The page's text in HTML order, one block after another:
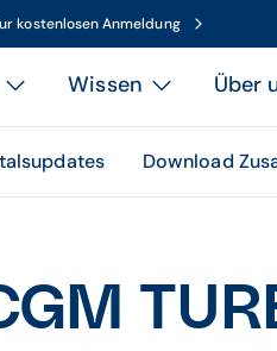
kostenlosen Anmeldung
Wissen Über
Download